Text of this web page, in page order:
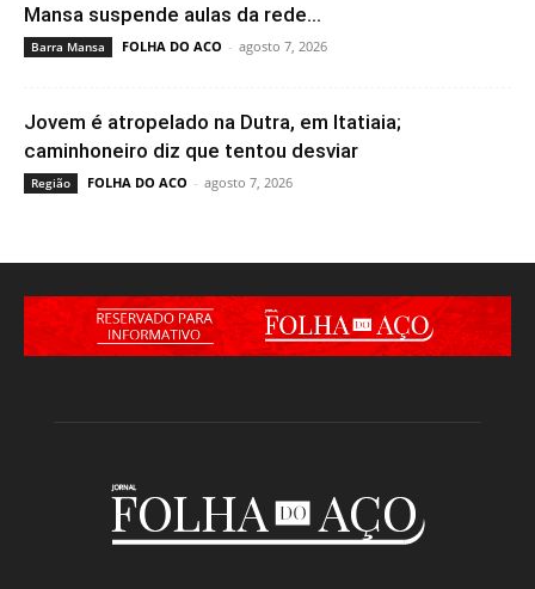
Mansa suspende aulas da rede...
Barra Mansa FOLHA DO ACO - agosto 7, 2026
Jovem é atropelado na Dutra, em Itatiaia;
caminhoneiro diz que tentou desviar
Região FOLHA DO ACO - agosto 7, 2026